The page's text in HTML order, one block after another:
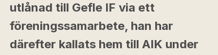
utlånad till Gefle IF via ett
föreningssamarbete, han har
därefter kallats hem till AIK under